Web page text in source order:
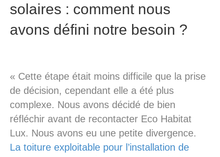
solaires : comment nous
avons défini notre besoin ?
« Cette étape était moins difficile que la prise
de décision, cependant elle a été plus
complexe. Nous avons décidé de bien
réfléchir avant de recontacter Eco Habitat
Lux. Nous avons eu une petite divergence.
La toiture exploitable pour l’installation de